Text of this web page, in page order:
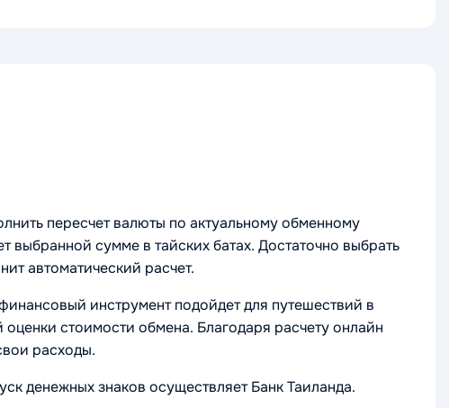
пересчет валюты по актуальному обменному
выбранной сумме в тайских батах. Достаточно выбрать
автоматический расчет.
инструмент подойдет для путешествий в
стоимости обмена. Благодаря расчету онлайн
расходы.
денежных знаков осуществляет Банк Таиланда.